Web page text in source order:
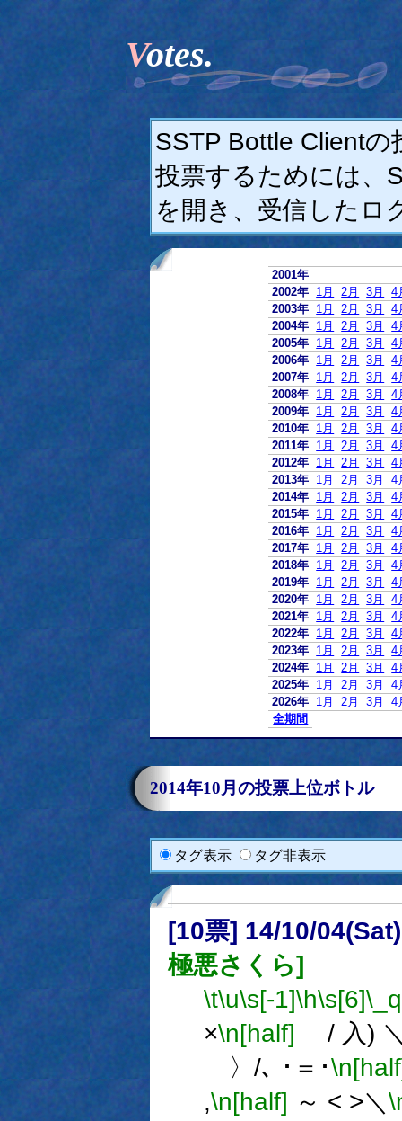
Votes.
SSTP Bottle Client
投票するためには、
を開き、受信したロ
2001年
2002年 1月 2月 3月
4
2003年 1月 2月 3月
4
2004年 1月 2月 3月
4
2005年 1月 2月 3月
4
2006年 1月 2月 3月
4
2007年 1月 2月 3月
4
2008年 1月 2月 3月
4
2009年 1月 2月 3月
4
2010年 1月 2月 3月
4
2011年 1月 2月 3月
4
2012年 1月 2月 3月
4
2013年 1月 2月 3月
4
2014年 1月 2月 3月
4
2015年 1月 2月 3月
4
2016年 1月 2月 3月
4
2017年 1月 2月 3月
4
2018年 1月 2月 3月
4
2019年 1月 2月 3月
4
2020年 1月 2月 3月
4
2021年 1月 2月 3月
4
2022年 1月 2月 3月
4
2023年 1月 2月 3月
4
2024年 1月 2月 3月
4
2025年 1月 2月 3月
4
2026年 1月 2月 3月
4
全期間
2014年10月の投票上位ボトル
タグ表示 タグ非表示
[10票] 14/10/
極悪さくら]
\t\u\s[-1]\h\s[6]\_q
×\n[half] / 入)
〉/､ ･＝･
,\n[half] ～ < >＼